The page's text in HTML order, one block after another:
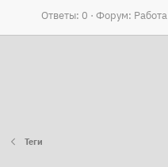
Ответы: 0 Форум: Работа
Теги